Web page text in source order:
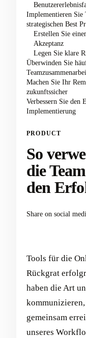
Implementieren Sie
strategischen Best
Erstellen Sie
Akzeptanz
Legen Sie klare
Überwinden Sie
Machen Sie Ihr
zukunftssicher
Verbessern Sie den
Implementierung
PRODUCT
So
die
den
Share on social
Tools für die
Rückgrat
haben die Art
gemeinsam
unseres